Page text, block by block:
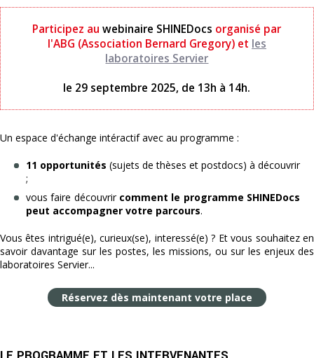
Participez auwebinaire SHINEDocs organisé par
l'ABG (Association Bernard Gregory) et les
laboratoires Servier
le 29 septembre 2025, de 13h à 14h.
Un espace d'échange intéractif avec au programme :
11 opportunités (sujets de thèses et postdocs) à découvrir
;
vous faire découvrir comment le programme SHINEDocs
peut accompagner votre parcours.
Vous êtes intrigué(e), curieux(se), interessé(e) ? Et vous souhaitez en
savoir davantage sur les postes, les missions, ou sur les enjeux des
laboratoires Servier...
Réservez dès maintenant votre place